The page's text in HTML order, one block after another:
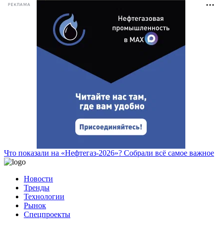
РЕКЛАМА
Что показали на «Нефтегаз-2026»? Собрали всё самое важное
Новости
Тренды
Технологии
Рынок
Спецпроекты